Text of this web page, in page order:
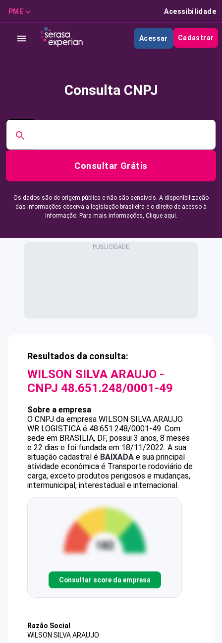
PME Acessibilidade
Acessar Cadastrar
Consulta CNPJ
Consultar Grátis
Os dados são de origem pública e não são sensíveis. A disponibilização
das informações observa a legislação brasileira e o direito de acesso à
informação. Para mais informações, Clique aqui.
Resultados da consulta:
WILSON SILVA ARAUJO -
CNPJ 48.651.248/0001-49
Sobre a empresa
O CNPJ da empresa WILSON SILVA ARAUJO
WR LOGISTICA é 48.651.248/0001-49. Com
sede em BRASILIA, DF, possui 3 anos, 8 meses
e 22 dias e foi fundada em 18/11/2022. A sua
situação cadastral é BAIXADA e sua principal
atividade econômica é Transporte rodoviário de
carga, exceto produtos perigosos e mudanças,
intermunicipal, interestadual e internacional.
Consultar score da empresa
Razão Social
WILSON SILVA ARAUJO